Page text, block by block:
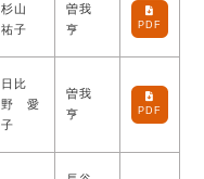
杉山
祐子
曽我
亨
PDF
日比
野 愛
子
曽我
亨
PDF